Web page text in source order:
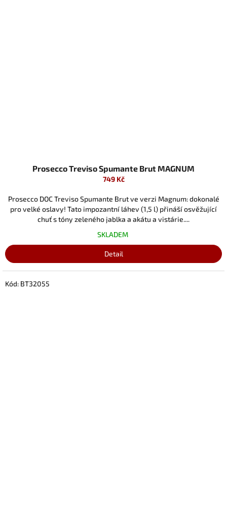
Prosecco Treviso Spumante Brut MAGNUM
749 Kč
Prosecco DOC Treviso Spumante Brut ve verzi Magnum: dokonalé
pro velké oslavy! Tato impozantní láhev (1,5 l) přináší osvěžující
chuť s tóny zeleného jablka a akátu a vistárie....
SKLADEM
Detail
Kód: BT32055